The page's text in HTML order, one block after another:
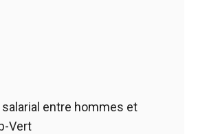
salarial entre hommes et
Vert